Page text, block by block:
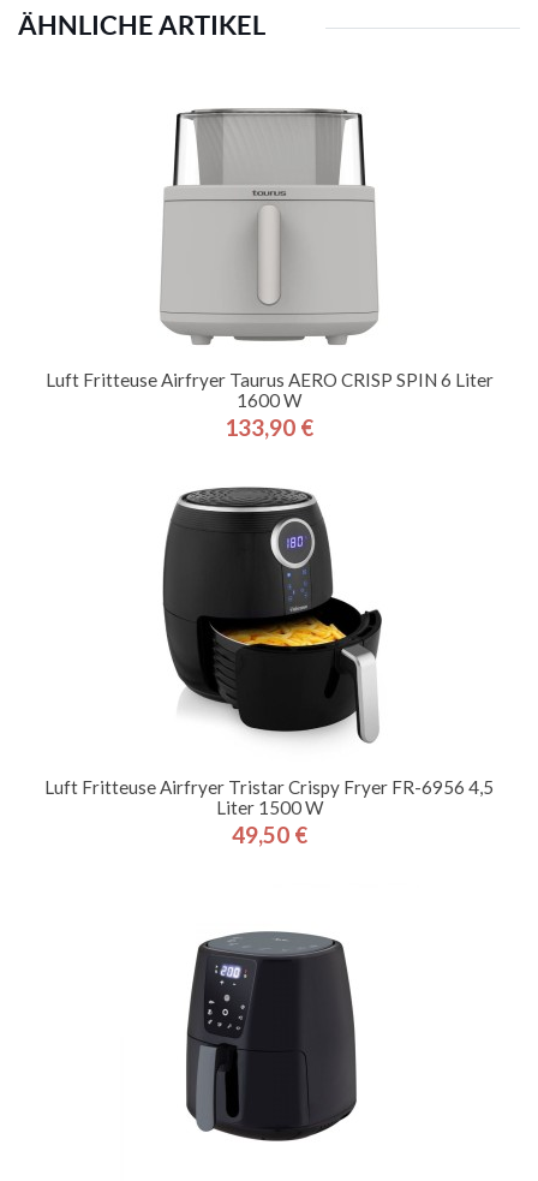
ÄHNLICHE ARTIKEL
Luft Fritteuse Airfryer Taurus AERO CRISP SPIN 6 Liter
1600 W
Preis
133,90 €
Luft Fritteuse Airfryer Tristar Crispy Fryer FR-6956 4,5
Liter 1500 W
Preis
49,50 €